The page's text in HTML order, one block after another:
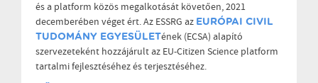
és a platform közös megalkotását követően, 2021
decemberében véget ért. Az ESSRG az EURÓPAI CIVIL
TUDOMÁNY EGYESÜLETének (ECSA) alapító
szervezeteként hozzájárult az EU-Citizen Science platform
tartalmi fejlesztéséhez és terjesztéséhez.